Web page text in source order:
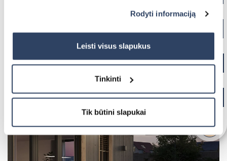
paspauskite mygtuką „Rodyti informaciją“ šioje juostoje.
Daugiau informacijos rasite UAB „Dextera“ Slapukų
Rodyti informaciją
Leisti visus slapukus
Tinkinti
Tik būtini slapukai
Fasado žaliuzės